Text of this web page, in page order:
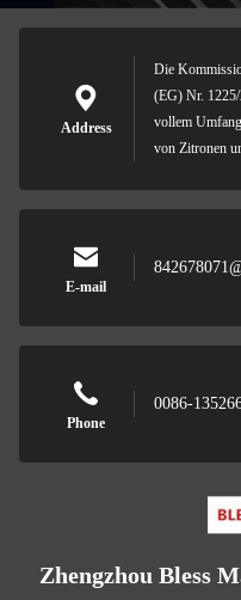
Address
Die
(EG) Nr.
vollem
von Zitronen
E-mail
Phone
0086-
Zhengzhou Bless